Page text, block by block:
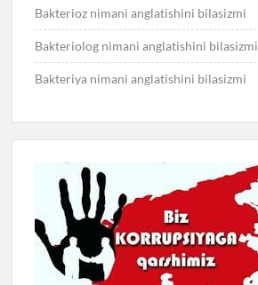
Bakterioz nimani anglatishini bilasizmi
Bakteriolog nimani anglatishini bilasizmi
Bakteriya nimani anglatishini bilasizmi